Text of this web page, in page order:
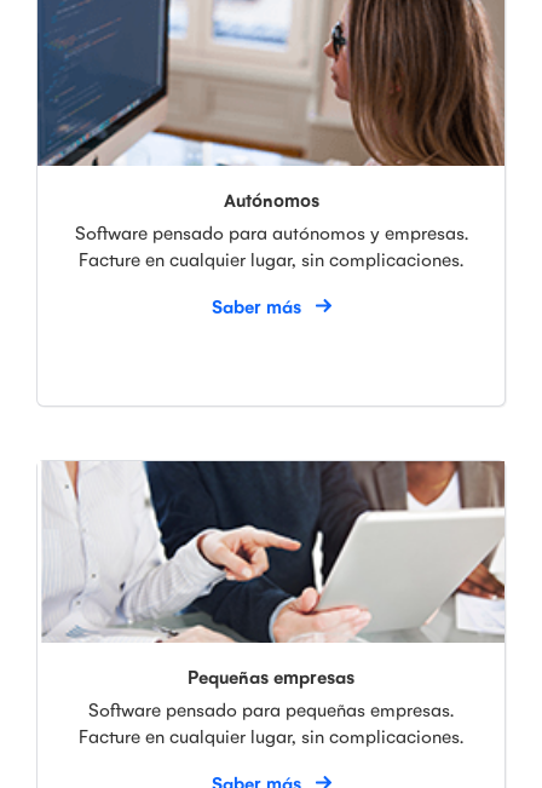
Autónomos
Software pensado para autónomos y empresas.
Facture en cualquier lugar, sin complicaciones.
Saber más
Pequeñas empresas
Software pensado para pequeñas empresas.
Facture en cualquier lugar, sin complicaciones.
Saber más